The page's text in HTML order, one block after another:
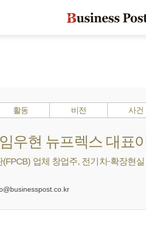
활동 비전 사건
우현 뉴프렉스 대표
업체 창업주, 전기차·확장현